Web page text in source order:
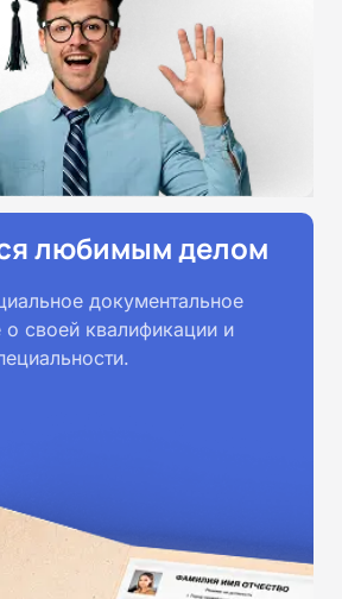
любимым делом
документальное
своей квалификации и